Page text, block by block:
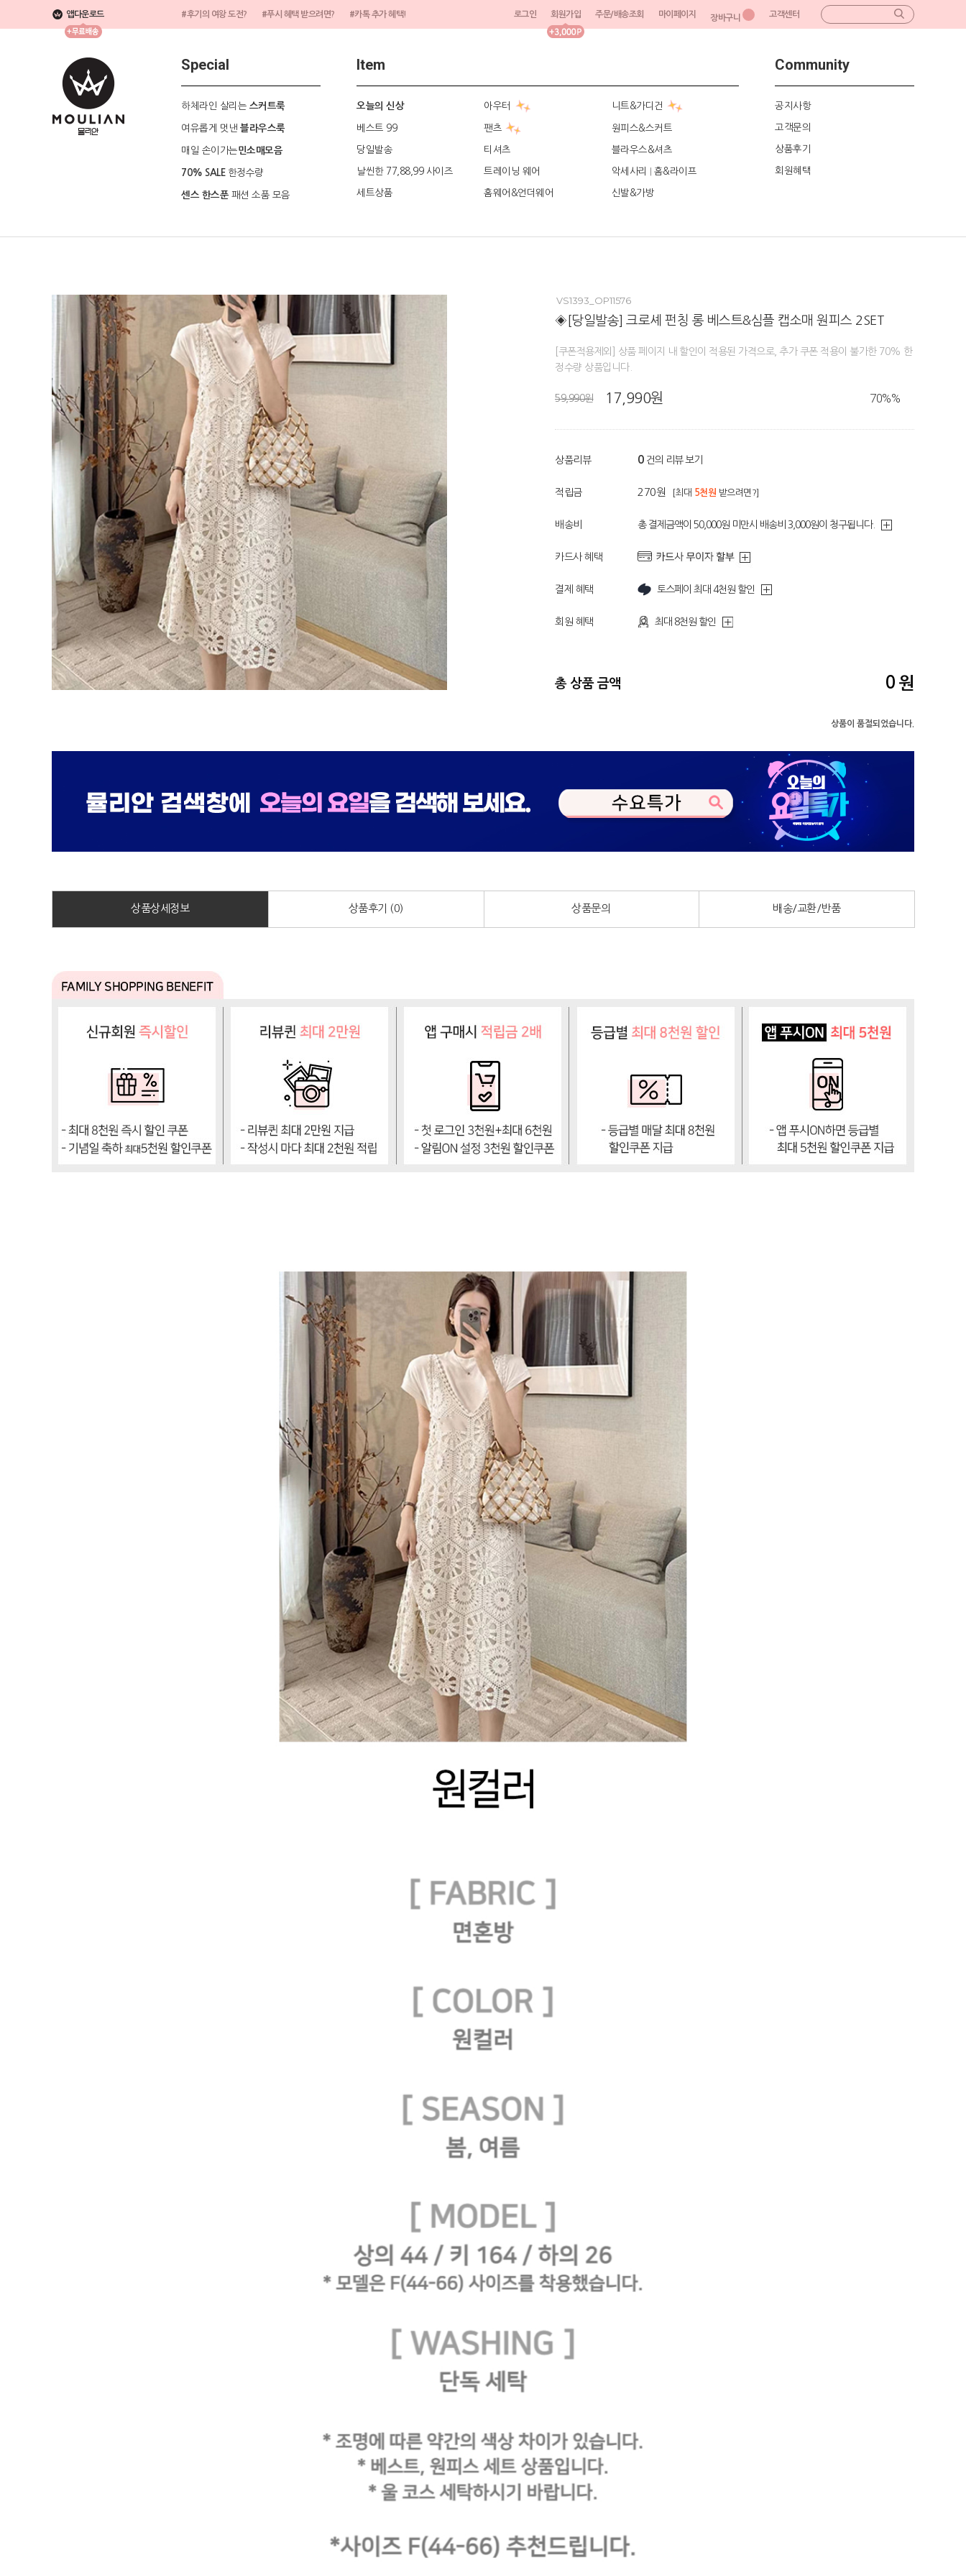
앱다운로드 #후기의 여왕 도전? #푸시 혜택 받으려면? #카톡 추가 혜택! 로그인 회원가입 주문/배송조회 마이페이지 장바구니 고객센터
Special
하체라인 살리는 스커트룩
여유롭게 멋낸 블라우스룩
매일 손이가는민소매모음
70% SALE 한정수량
센스 한스푼패션 소품 모음
Item
오늘의 신상 아우터 니트&가디건
베스트 99 팬츠 원피스&스커트
당일발송 티셔츠 블라우스&셔츠
날씬한 77,88,99 사이즈 트레이닝 웨어 악세사리 홈&라이프
세트상품 홈웨어&언더웨어 신발&가방
Community
공지사항
고객문의
상품후기
회원혜택
VS1393_OP11576
◈[당일발송] 크로셰 펀칭 롱 베스트&심플 캡소매 원피스 2SET
[쿠폰적용제외] 상품 페이지 내 할인이 적용된 가격으로, 추가 쿠폰 적용이 불가한 70% 한
정수량 상품입니다.
59,990원 17,990원 70%%
상품리뷰 0 건의 리뷰 보기
적립금 270원 [최대 5천원 받으려면?]
배송비 총 결제금액이 50,000원 미만시 배송비 3,000원이 청구됩니다.
카드사 혜택
결제 혜택 토스페이 최대 4천원 할인
회원 혜택 최대 8천원 할인
총 상품 금액 0 원
상품이 품절되었습니다.
상품상세정보 상품후기 (0) 상품문의 배송/교환/반품